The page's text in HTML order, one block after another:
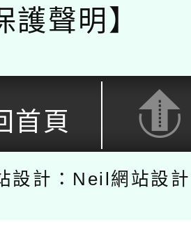
護聲明】
首頁
設計：Neil網站設